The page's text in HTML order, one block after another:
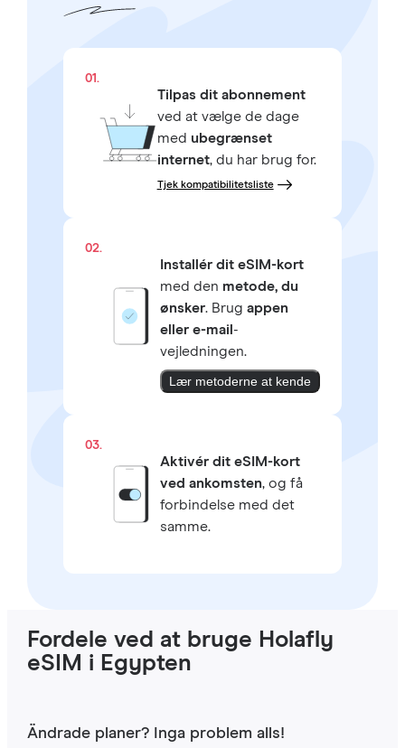
01.
Tilpas dit abonnement
ved at vælge de dage
med ubegrænset
internet, du har brug for.
Tjek kompatibilitetsliste
02.
Installér dit eSIM-kort
med den metode, du
ønsker. Brug appen
eller e-mail -
vejledningen.
Lær metoderne at kende
03.
Aktivér dit eSIM-kort
ved ankomsten, og få
forbindelse med det
samme.
Fordele ved at bruge Holafly
eSIM i Egypten
Ändrade planer? Inga problem alls!